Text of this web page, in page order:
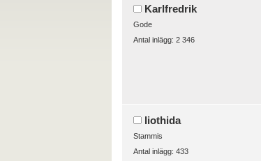
Karlfredrik
Gode
Antal inlägg: 2 346
liothida
Stammis
Antal inlägg: 433